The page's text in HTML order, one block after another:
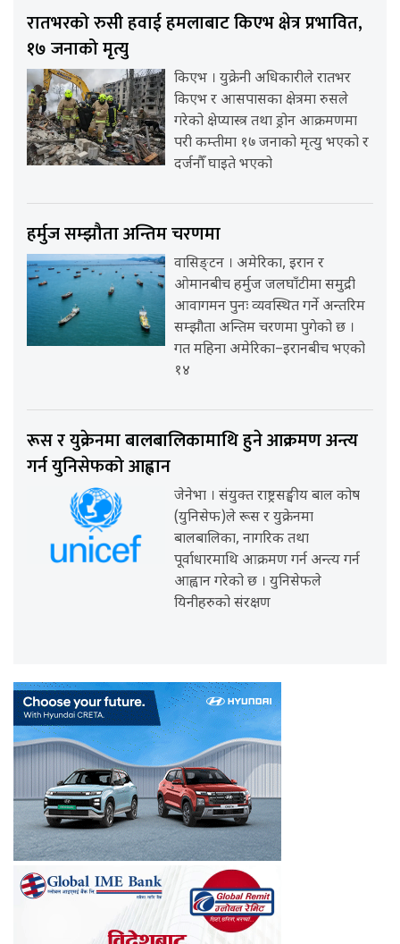
रातभरको रुसी हवाई हमलाबाट किएभ क्षेत्र प्रभावित,
१७ जनाको मृत्यु
किएभ । युक्रेनी अधिकारीले रातभर
किएभ र आसपासका क्षेत्रमा रुसले
गरेको क्षेप्यास्त्र तथा ड्रोन आक्रमणमा
परी कम्तीमा १७ जनाको मृत्यु भएको र
दर्जनौँ घाइते भएको
हर्मुज सम्झौता अन्तिम चरणमा
वासिङ्टन । अमेरिका, इरान र
ओमानबीच हर्मुज जलघाँटीमा समुद्री
आवागमन पुनः व्यवस्थित गर्ने अन्तरिम
सम्झौता अन्तिम चरणमा पुगेको छ ।
गत महिना अमेरिका–इरानबीच भएको
१४
रूस र युक्रेनमा बालबालिकामाथि हुने आक्रमण अन्त्य
गर्न युनिसेफको आह्वान
जेनेभा । संयुक्त राष्ट्रसङ्घीय बाल कोष
(युनिसेफ)ले रूस र युक्रेनमा
बालबालिका, नागरिक तथा
पूर्वाधारमाथि आक्रमण गर्न अन्त्य गर्न
आह्वान गरेको छ । युनिसेफले
यिनीहरुको संरक्षण